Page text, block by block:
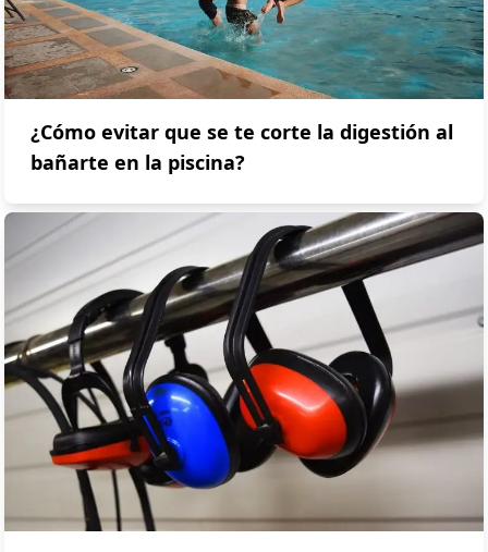
¿Cómo evitar que se te corte la digestión al
bañarte en la piscina?